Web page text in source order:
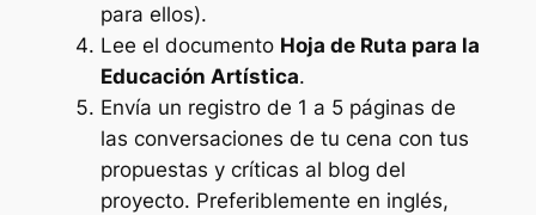
para ellos).
Lee el documento Hoja de Ruta para la
Educación Artística.
Envía un registro de 1 a 5 páginas de
las conversaciones de tu cena con tus
propuestas y críticas al blog del
proyecto. Preferiblemente en inglés,